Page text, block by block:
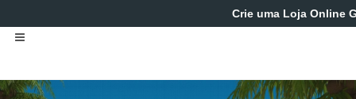
Crie uma Loja Online